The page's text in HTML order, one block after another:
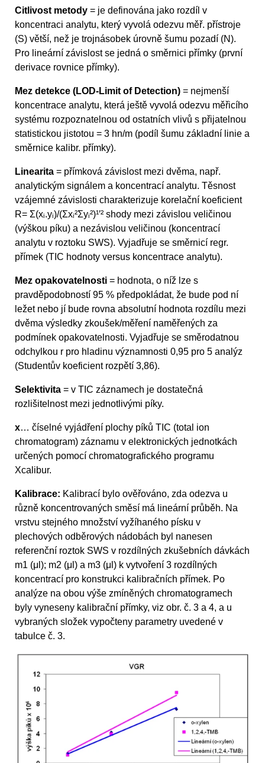
Citlivost metody = je definována jako rozdíl v
koncentraci analytu, který vyvolá odezvu měř. přístroje
(S) větší, než je trojnásobek úrovně šumu pozadí (N).
Pro lineární závislost se jedná o směrnici přímky (první
derivace rovnice přímky).
Mez detekce (LOD-Limit of Detection) = nejmenší
koncentrace analytu, která ještě vyvolá odezvu měřicího
systému rozpoznatelnou od ostatních vlivů s přijatelnou
statistickou jistotou = 3 hn/m (podíl šumu základní linie a
směrnice kalibr. přímky).
Linearita = přímková závislost mezi dvěma, např.
analytickým signálem a koncentrací analytu. Těsnost
vzájemné závislosti charakterizuje korelační koeficient
R= Σ(xᵢ.yᵢ)/(Σxᵢ²Σyᵢ²)¹′² shody mezi závislou veličinou
(výškou píku) a nezávislou veličinou (koncentrací
analytu v roztoku SWS). Vyjadřuje se směrnicí regr.
přímek (TIC hodnoty versus koncentrace analytu).
Mez opakovatelnosti = hodnota, o níž lze s
pravděpodobností 95 % předpokládat, že bude pod ní
ležet nebo jí bude rovna absolutní hodnota rozdílu mezi
dvěma výsledky zkoušek/měření naměřených za
podmínek opakovatelnosti. Vyjadřuje se směrodatnou
odchylkou r pro hladinu významnosti 0,95 pro 5 analýz
(Studentův koeficient rozpětí 3,86).
Selektivita = v TIC záznamech je dostatečná
rozlišitelnost mezi jednotlivými píky.
x… číselné vyjádření plochy píků TIC (total ion
chromatogram) záznamu v elektronických jednotkách
určených pomocí chromatografického programu
Xcalibur.
Kalibrace: Kalibrací bylo ověřováno, zda odezva u
různě koncentrovaných směsí má lineární průběh. Na
vrstvu stejného množství vyžíhaného písku v
plechových odběrových nádobách byl nanesen
referenční roztok SWS v rozdílných zkušebních dávkách
m1 (μl); m2 (μl) a m3 (μl) k vytvoření 3 rozdílných
koncentrací pro konstrukci kalibračních přímek. Po
analýze na obou výše zmíněných chromatogramech
byly vyneseny kalibrační přímky, viz obr. č. 3 a 4, a u
vybraných složek vypočteny parametry uvedené v
tabulce č. 3.